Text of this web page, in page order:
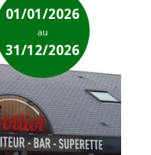
01/01/2026
au
31/12/2026